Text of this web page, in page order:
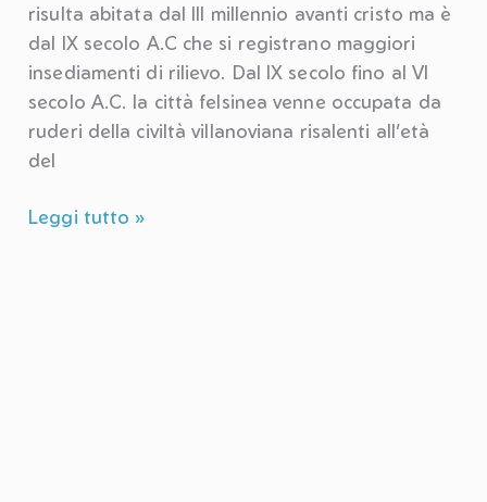
risulta abitata dal III millennio avanti cristo ma è
dal IX secolo A.C che si registrano maggiori
insediamenti di rilievo. Dal IX secolo fino al VI
secolo A.C. la città felsinea venne occupata da
ruderi della civiltà villanoviana risalenti all’età
del
Gita
Leggi tutto »